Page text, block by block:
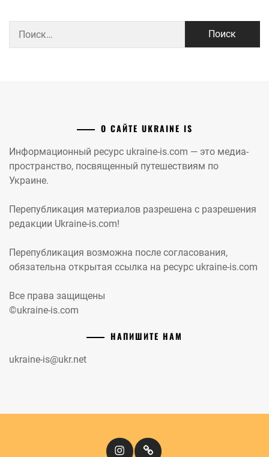
О САЙТЕ UKRAINE IS
Информационный ресурс ukraine-is.com — это медиа-
пространство, посвященный путешествиям по
Украине.
Перепубликация материалов разрешена с разрешения
редакции Ukraine-is.com!
Перепубликация возможна после согласования,
обязательна открытая ссылка на ресурс ukraine-is.com
Все права защищены
©ukraine-is.com
НАПИШИТЕ НАМ
ukraine-is@ukr.net
InstagramКіномандри